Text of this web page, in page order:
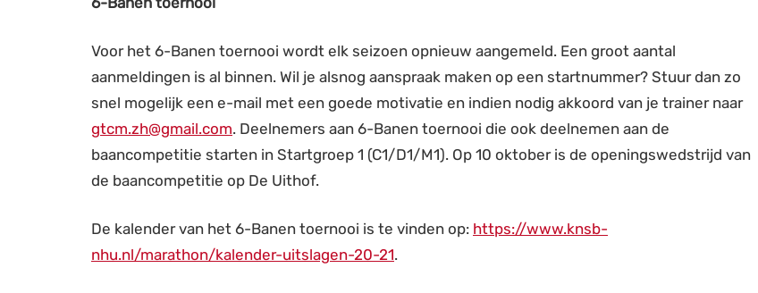
Voor het 6-Banen toernooi wordt elk seizoen opnieuw aangemeld. Een groot aantal
aanmeldingen is al binnen. Wil je alsnog aanspraak maken op een startnummer? Stuur dan zo
snel mogelijk een e-mail met een goede motivatie en indien nodig akkoord van je trainer naar
gtcm.zh@gmail.com. Deelnemers aan 6-Banen toernooi die ook deelnemen aan de
baancompetitie starten in Startgroep 1 (C1/D1/M1). Op 10 oktober is de openingswedstrijd van
de baancompetitie op De Uithof.
De kalender van het 6-Banen toernooi is te vinden op: https://www.knsb-
nhu.nl/marathon/kalender-uitslagen-20-21.